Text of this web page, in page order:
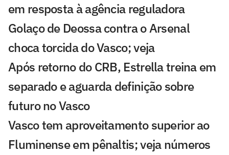
em resposta à agência reguladora
Golaço de Deossa contra o Arsenal
choca torcida do Vasco; veja
Após retorno do CRB, Estrella treina em
separado e aguarda definição sobre
futuro no Vasco
Vasco tem aproveitamento superior ao
Fluminense em pênaltis; veja números